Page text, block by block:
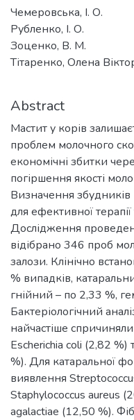
Чемеровська, І. О.
Рубленко, І. О.
Зоценко, В. М.
Тітаренко, Олена
Abstract
Мастит у корів
проблем молочного
економічні збитки
погіршення якості
Визначення
для ефективної
Дослідження
відібрано 346 проб
залози. Клінічно
% випадків,
гнійний – по 2,33 %,
Бактеріологічний
найчастіше
Escherichia coli (2,82 %)
%). Для катаральної
виявлення
Staphylococcus aureus
agalactiae (12,50 %).